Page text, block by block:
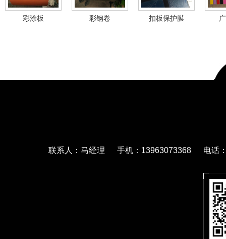
彩涂板 彩钢卷 扣板保护膜
联系人：马经理 手机：13963073368 电话